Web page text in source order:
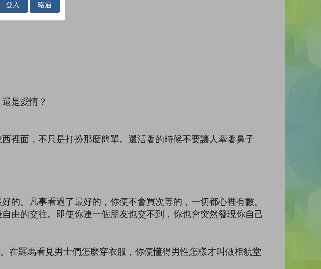
是愛情？
裡面，不只是打扮那麼簡單。還活著的時候不要讓人牽著鼻子
的。凡事看過了最好的，你便不會買次等的，一切都心裡有數。
由的交往。即使你連一個朋友也交不到，你也會突然發現你自己
在羅馬看見男士們怎麼穿衣服，你便懂得男性怎樣才叫做相貌堂
登入 略過